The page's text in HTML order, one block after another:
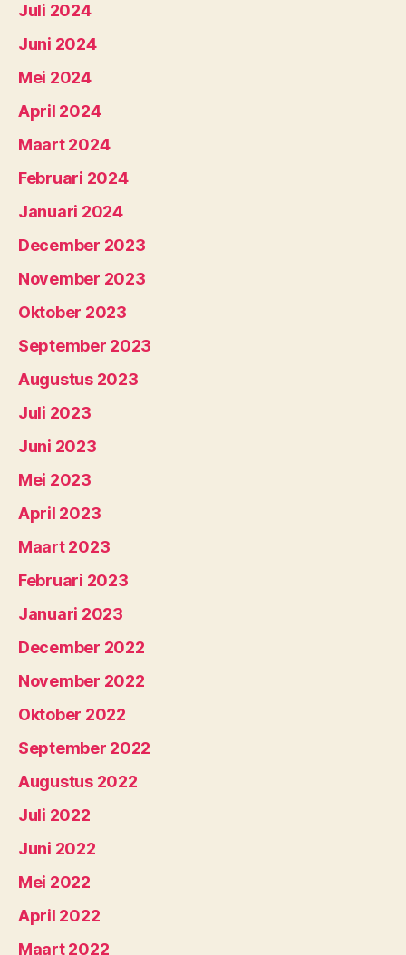
Juli 2024
Juni 2024
Mei 2024
April 2024
Maart 2024
Februari 2024
Januari 2024
December 2023
November 2023
Oktober 2023
September 2023
Augustus 2023
Juli 2023
Juni 2023
Mei 2023
April 2023
Maart 2023
Februari 2023
Januari 2023
December 2022
November 2022
Oktober 2022
September 2022
Augustus 2022
Juli 2022
Juni 2022
Mei 2022
April 2022
Maart 2022